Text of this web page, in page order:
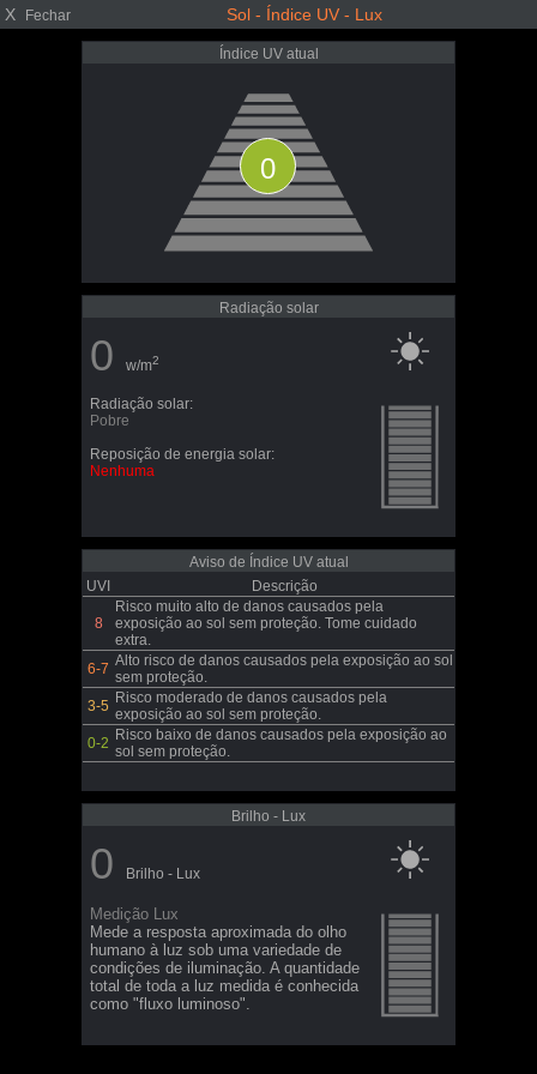
X Fechar Sol - Índice UV - Lux
Índice UV atual
0
Radiação solar
0 w/m2
Radiação solar:
Pobre
Reposição de energia solar:
Nenhuma
Aviso de Índice UV atual
UVI
Descrição
8
Risco muito alto de danos causados pela
exposição ao sol sem proteção. Tome cuidado
extra.
6-7 Alto risco de danos causados pela exposição ao sol
sem proteção.
3-5 Risco moderado de danos causados pela
exposição ao sol sem proteção.
0-2 Risco baixo de danos causados pela exposição ao
sol sem proteção.
Brilho - Lux
0 Brilho - Lux
Medição Lux
Mede a resposta aproximada do olho
humano à luz sob uma variedade de
condições de iluminação. A quantidade
total de toda a luz medida é conhecida
como "fluxo luminoso".